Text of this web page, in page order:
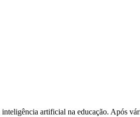
artificial na educação. Após